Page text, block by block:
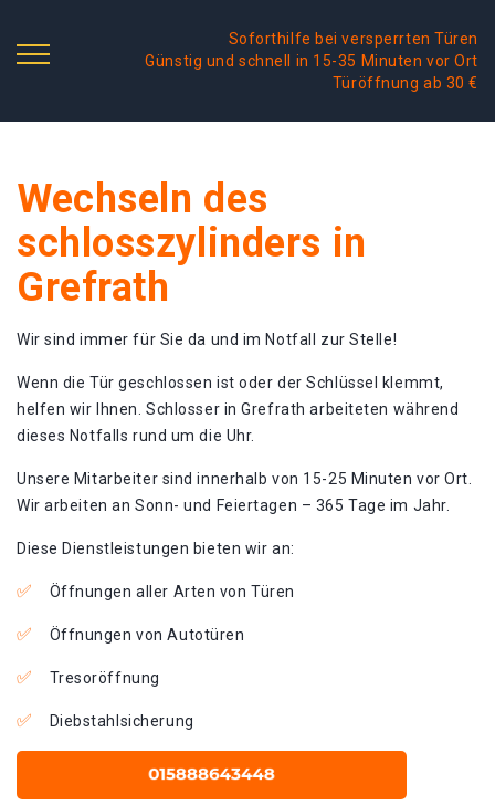
Soforthilfe bei versperrten Türen
Günstig und schnell in 15-35 Minuten vor Ort
Türöffnung ab 30 €
Wechseln des
schlosszylinders in
Grefrath
Wir sind immer für Sie da und im Notfall zur Stelle!
Wenn die Tür geschlossen ist oder der Schlüssel klemmt,
helfen wir Ihnen. Schlosser in Grefrath arbeiteten während
dieses Notfalls rund um die Uhr.
Unsere Mitarbeiter sind innerhalb von 15-25 Minuten vor Ort.
Wir arbeiten an Sonn- und Feiertagen – 365 Tage im Jahr.
Diese Dienstleistungen bieten wir an:
Öffnungen aller Arten von Türen
Öffnungen von Autotüren
Tresoröffnung
Diebstahlsicherung